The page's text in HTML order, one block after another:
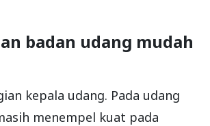
badan udang mudah
kepala udang. Pada udang
menempel kuat pada